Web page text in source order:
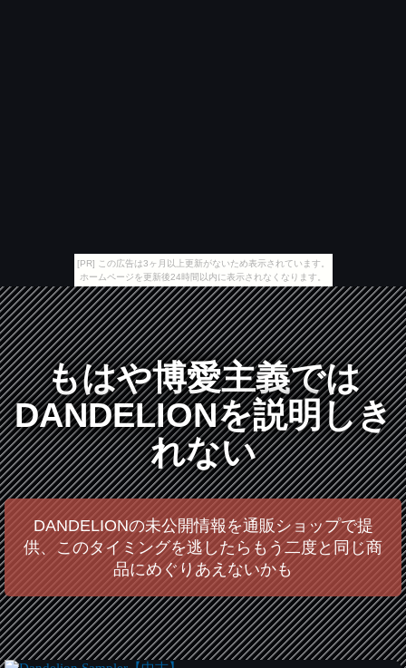
[PR] この広告は3ヶ月以上更新がないため表示されています。
ホームページを更新後24時間以内に表示されなくなります。
もはや博愛主義では
DANDELIONを説明しき
れない
DANDELIONの未公開情報を通販ショップで提
供、このタイミングを逃したらもう二度と同じ商
品にめぐりあえないかも